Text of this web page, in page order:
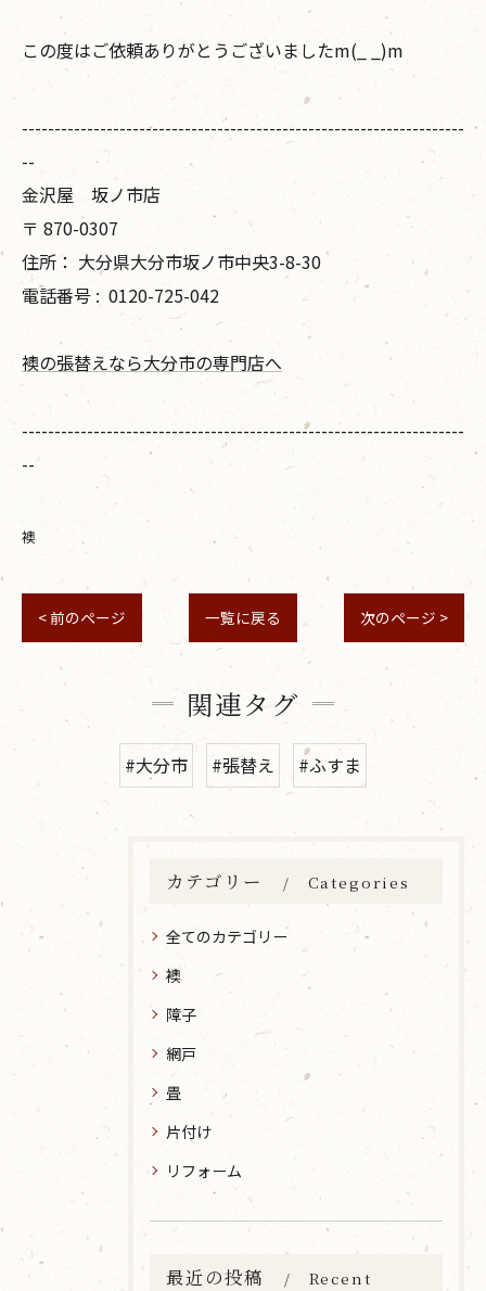
この度はご依頼ありがとうございましたm(_ _)m
--------------------------------------------------------------------
--
金沢屋 坂ノ市店
〒 870-0307
住所： 大分県大分市坂ノ市中央3-8-30
電話番号 : 0120-725-042
襖の張替えなら大分市の専門店へ
--------------------------------------------------------------------
--
襖
< 前のページ 一覧に戻る 次のページ >
関連タグ
#大分市 #張替え #ふすま
カテゴリー Categories
全てのカテゴリー
襖
障子
網戸
畳
片付け
リフォーム
最近の投稿
Recent